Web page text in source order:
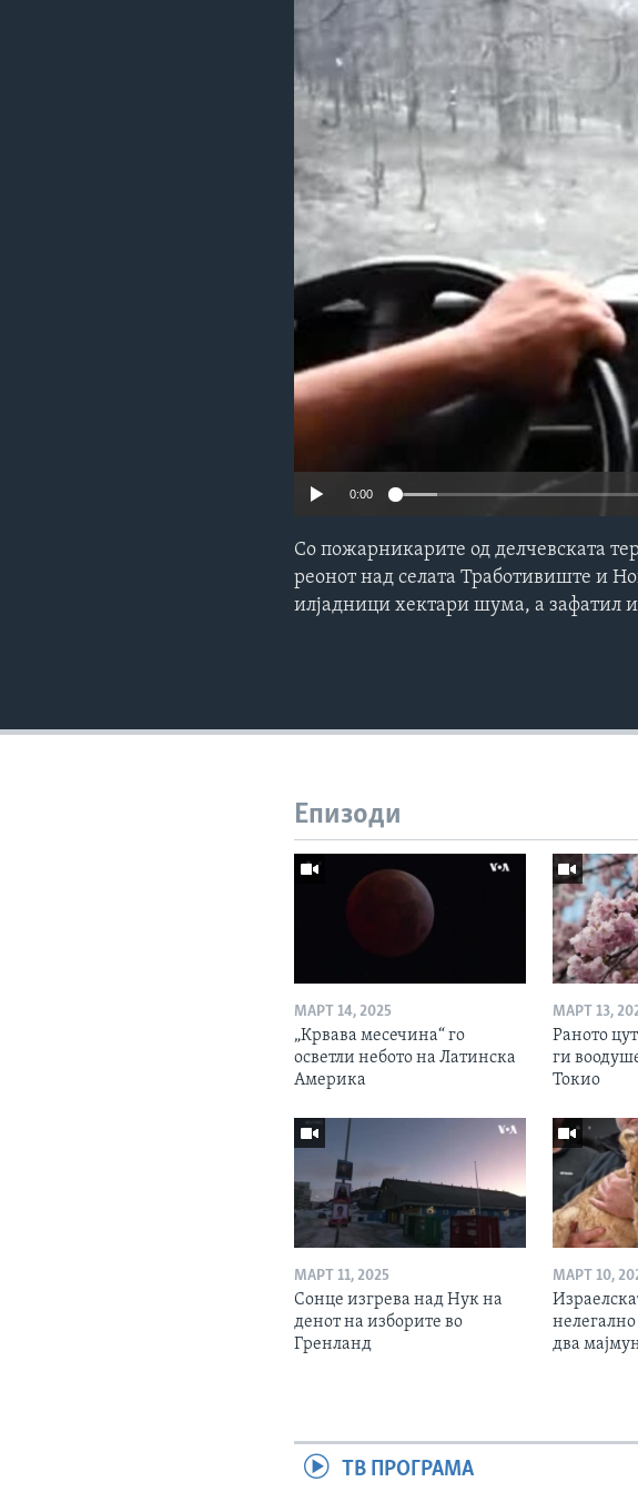
0:00
Со пожарникарите од делчевската
реонот над селата Тработивиште и
илјадници хектари шума, а зафатил
Епизоди
МАРТ 14, 2025
„Крвава месечина“ го
осветли небото на Латинска
Америка
МАРТ 13,
Раното
ги
Токио
МАРТ 11, 2025
Сонце изгрева над Нук на
денот на изборите во
Гренланд
МАРТ 10,
два
ТВ ПРОГРАМА